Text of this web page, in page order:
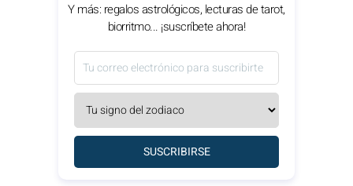
Y más: regalos astrológicos, lecturas de tarot,
biorritmo... ¡suscríbete ahora!
SUSCRIBIRSE